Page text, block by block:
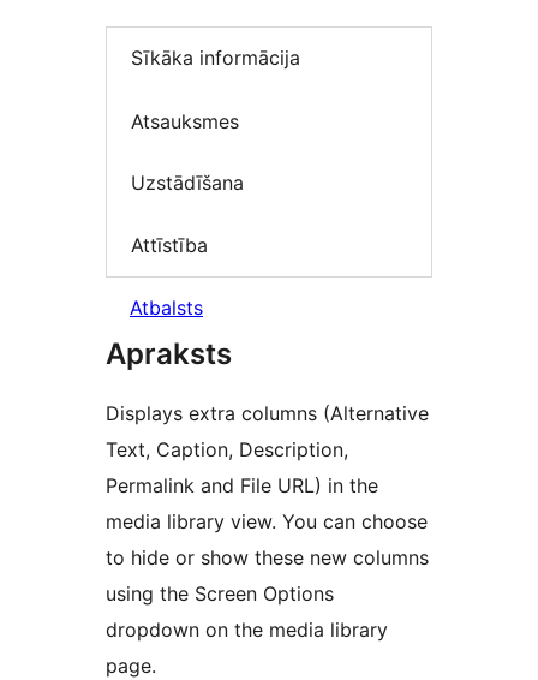
Sīkāka informācija
Atsauksmes
Uzstādīšana
Attīstība
Atbalsts
Apraksts
Displays extra columns (Alternative
Text, Caption, Description,
Permalink and File URL) in the
media library view. You can choose
to hide or show these new columns
using the Screen Options
dropdown on the media library
page.